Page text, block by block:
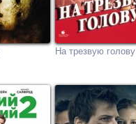
На трезвую голову